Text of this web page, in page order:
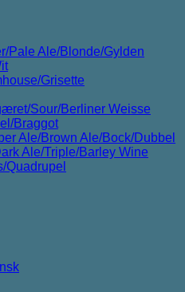
Pale Ale/Blonde/Gylden
Grisette
Sour/Berliner Weisse
Braggot
Ale/Brown Ale/Bock/Dubbel
Ale/Triple/Barley Wine
Quadrupel